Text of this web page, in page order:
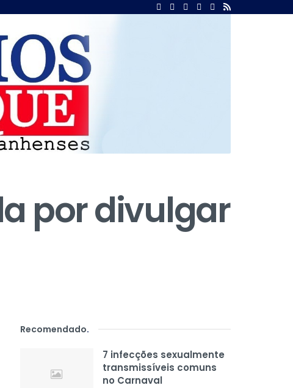
por divulgar
Recomendado.
7 infecções sexualmente
transmissíveis comuns
no Carnaval